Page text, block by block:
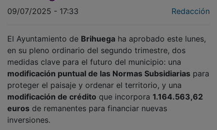
09/07/2025 - 17:33
en su pleno ordinario del segundo trimestre, dos
medidas clave para el futuro del municipio: una
modificación puntual de las Normas Subsidiarias
proteger el paisaje y ordenar el territorio, y una
modificación de créditoque incorpora1.164.563,62
eurosde remanentes para financiar nuevas
inversiones.